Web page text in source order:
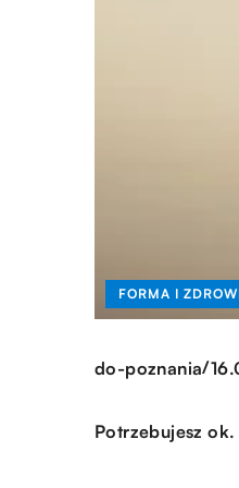
FORMA I
do-poznania/
Potrzebujesz